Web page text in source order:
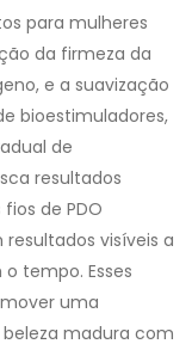
para mulheres
da firmeza da
e a suavização
bioestimuladores,
de
resultados
de PDO
visíveis a
tempo. Esses
uma
madura com